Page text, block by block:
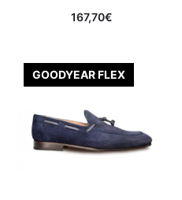
167,70€
GOODYEAR FLEX